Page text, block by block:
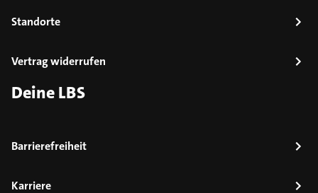
Standorte
Vertrag widerrufen
Deine LBS
Barrierefreiheit
Karriere